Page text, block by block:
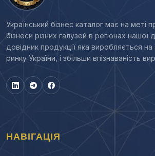
Український бізнес каталог має на меті
бізнеси різних галузей в регіонах
довідник продукції яка виробляється
ринку України, і збільши впізнаваність
НАВІГАЦІЯ